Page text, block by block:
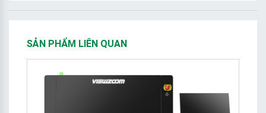
SẢN PHẨM LIÊN QUAN